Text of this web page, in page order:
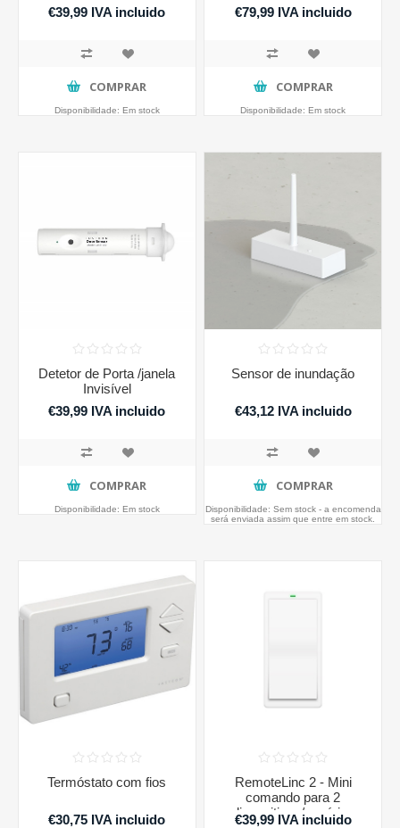
€39,99 IVA incluido
COMPRAR
Disponibilidade: Em stock
€79,99 IVA incluido
COMPRAR
Disponibilidade: Em stock
Detetor de Porta /janela
Invisível
€39,99 IVA incluido
COMPRAR
Disponibilidade: Em stock
Sensor de inundação
€43,12 IVA incluido
COMPRAR
Disponibilidade: Sem stock - a encomenda
será enviada assim que entre em stock.
Termóstato com fios
€30,75 IVA incluido
RemoteLinc 2 - Mini
comando para 2
dispositivos/cenários
€39,99 IVA incluido